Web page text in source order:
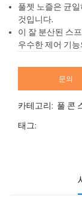
풀젯 노즐은 균
것입니다.
이 잘 분산된 스
우수한 제어 기
문의
카테고리: 풀 콘
태그: